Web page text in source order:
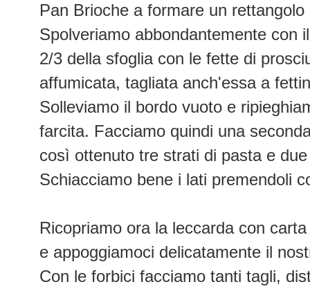
Pan Brioche a formare un
Spolveriamo abbondantemente con
2/3 della sfoglia con le fette di
affumicata, tagliata anch'essa a
Solleviamo il bordo vuoto e
farcita. Facciamo quindi una
così ottenuto tre strati di pasta e
Schiacciamo bene i lati premendoli
Ricopriamo ora la leccarda con
e appoggiamoci delicatamente il
Con le forbici facciamo tanti tagli,